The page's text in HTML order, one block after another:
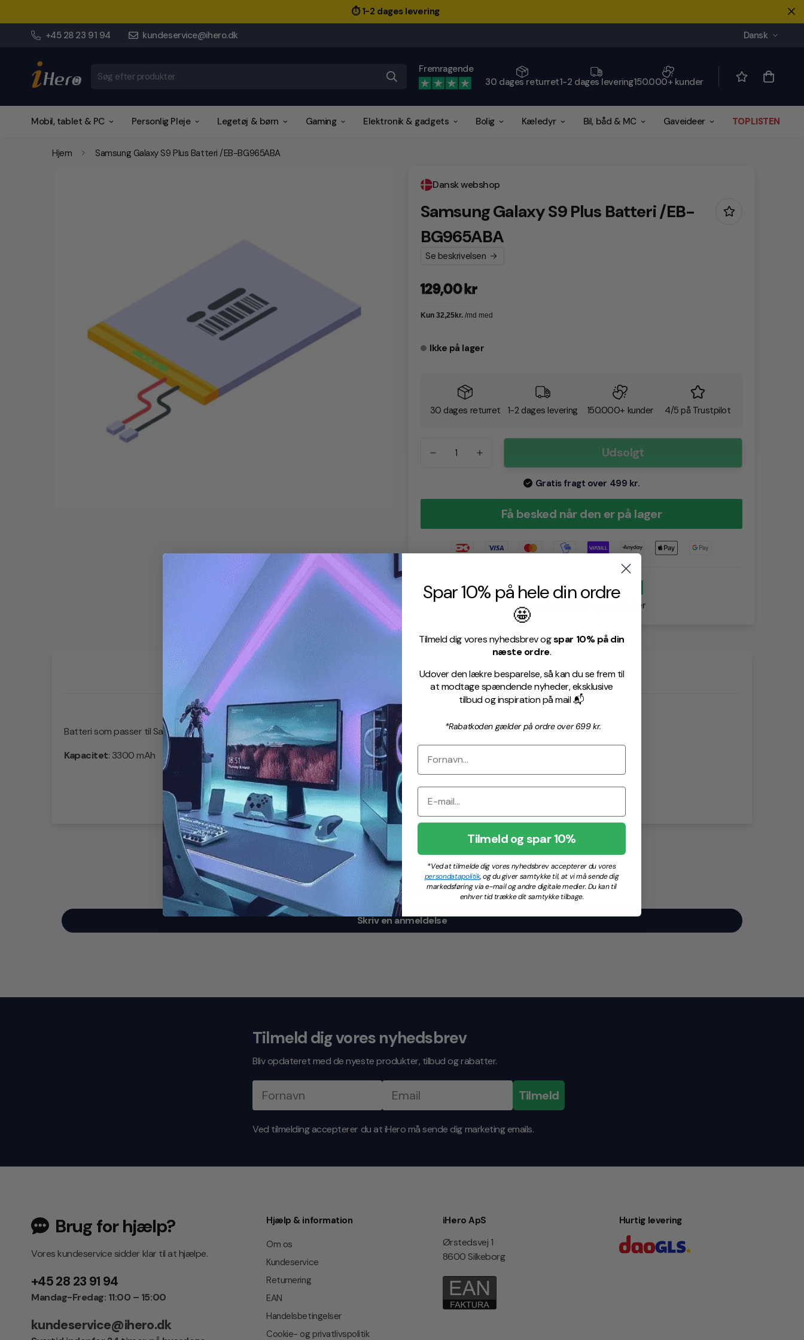
⏱️ 1-2 dages levering
+45 28 23 91 94
kundeservice@ihero.dk Dansk
Søg efter produkter
Fremragende
30 dages returret1-2 dages levering150.000+ kunder
Mobil, tablet & PC Personlig Pleje Legetøj & børn Gaming Elektronik & gadgets Bolig Kæledyr Bil, båd & MC Gaveideer TOPLISTEN
Hjem Samsung Galaxy S9 Plus Batteri /EB-BG965ABA
Dansk webshop
Samsung Galaxy S9 Plus Batteri /EB-
BG965ABA
Se beskrivelsen
Normalpris
129,00 kr
Ikke på lager
30 dages returret 1-2 dages levering 150.000+ kunder 4/5 på Trustpilot
Udsolgt
Gratis fragt over 499 kr.
Få besked når den er på lager
Fremragende
Baseret på 5000+ anmeldelser
Levering & retur Kundeservice
Batteri som passer til Samsung Galaxy S9 Plus /EB-BG965ABA
Kapacitet: 3300 mAh
Vær den første til at skrive en anmeldelse
Skriv en anmeldelse
Tilmeld dig vores nyhedsbrev
Bliv opdateret med de nyeste produkter, tilbud og rabatter.
Tilmeld
Ved tilmelding accepterer du at iHero må sende dig marketing emails.
Brug for hjælp?
Vores kundeservice sidder klar til at hjælpe.
+45 28 23 91 94
Mandag-Fredag: 11:00 – 15:00
kundeservice@ihero.dk
Hjælp & information
Om os
Kundeservice
Returnering
EAN
Handelsbetingelser
Cookie- og privatlivspolitik
iHero ApS
Ørstedsvej 1
8600 Silkeborg
Hurtig levering
Spar 10% på hele din ordre
🤩
Tilmeld dig vores nyhedsbrev ogspar 10% på din
næste ordre.
Udover den lækre besparelse, så kan du se frem til
at modtage spændende nyheder, eksklusive
tilbud og inspiration på mail 📬
*Rabatkoden gælder på ordre over 699 kr.
Tilmeld og spar 10%
*Ved at tilmelde dig vores nyhedsbrev accepterer du vores
persondatapolitik, og du giver samtykke til, at vi må sende dig
markedsføring via e-mail og andre digitale medier. Du kan til
enhver tid trække dit samtykke tilbage.